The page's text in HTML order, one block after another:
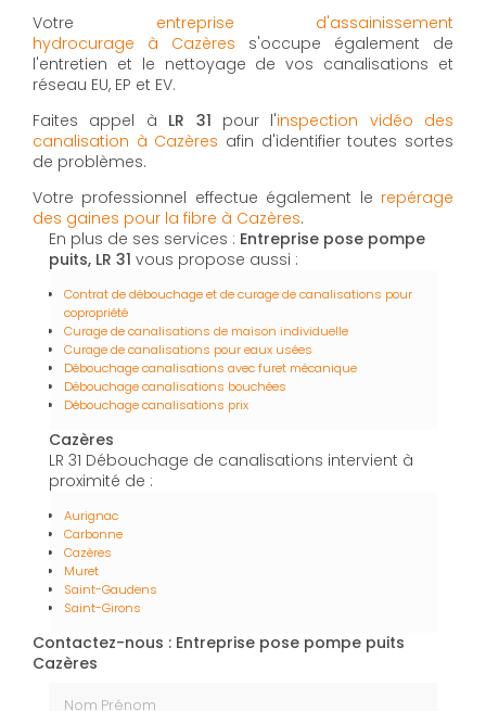
Votre entreprise d'assainissement
hydrocurage à Cazères s'occupe également de
l'entretien et le nettoyage de vos canalisations et
réseau EU, EP et EV.
Faites appel à LR 31 pour l'inspection vidéo des
canalisation à Cazères afin d'identifier toutes sortes
de problèmes.
Votre professionnel effectue également le repérage
des gaines pour la fibre à Cazères.
En plus de ses services : Entreprise pose pompe
puits, LR 31 vous propose aussi :
Contrat de débouchage et de curage de canalisations pour
copropriété
Curage de canalisations de maison individuelle
Curage de canalisations pour eaux usées
Débouchage canalisations avec furet mécanique
Débouchage canalisations bouchées
Débouchage canalisations prix
Cazères
LR 31 Débouchage de canalisations intervient à
proximité de :
Aurignac
Carbonne
Cazères
Muret
Saint-Gaudens
Saint-Girons
Contactez-nous : Entreprise pose pompe puits
Cazères